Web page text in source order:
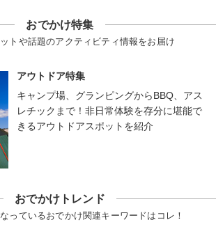
おでかけ特集
トや話題のアクティビティ情報をお届け
アウトドア特集
キャンプ場、グランピングからBBQ、アス
レチックまで！非日常体験を存分に堪能で
きるアウトドアスポットを紹介
おでかけトレンド
っているおでかけ関連キーワードはコレ！